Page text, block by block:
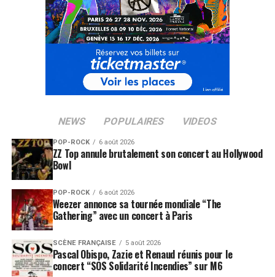
NEWS POPULAIRES VIDEOS
POP-ROCK 6 août 2026
ZZ Top annule brutalement son concert au Hollywood
Bowl
POP-ROCK 6 août 2026
Weezer annonce sa tournée mondiale “The
Gathering” avec un concert à Paris
SCÈNE FRANÇAISE 5 août 2026
Pascal Obispo, Zazie et Renaud réunis pour le
concert “SOS Solidarité Incendies” sur M6